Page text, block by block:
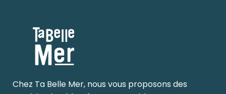
Chez Ta Belle Mer, nous vous proposons des